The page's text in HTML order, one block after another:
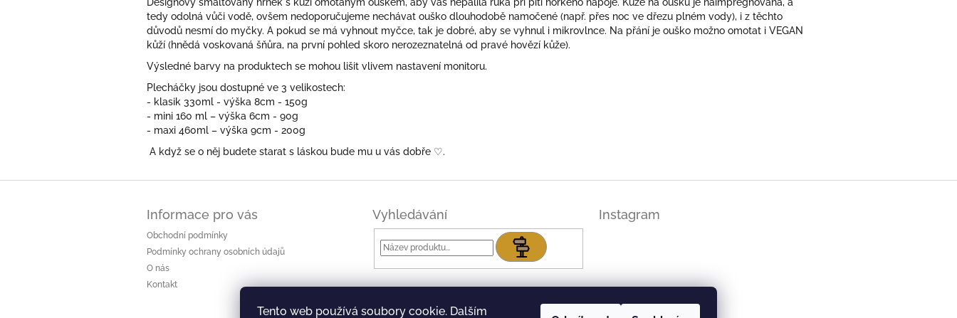
Tento web používá soubory cookie. Dalším
tedy odolná vůči vodě, ovšem nedoporučujeme nechávat ouško dlouhodobě namočené (např. přes noc ve dřezu plném vody), i z těchto
důvodů nesmí do myčky. A pokud se má vyhnout myčce, tak je dobré, aby se vyhnul i mikrovlnce. Na přání je ouško možno omotat i VEGAN
kůží (hnědá voskovaná šňůra, na první pohled skoro nerozeznatelná od pravé hovězí kůže).
Výsledné barvy na produktech se mohou lišit vlivem nastavení monitoru.
Plecháčky jsou dostupné ve 3 velikostech:
- klasik 330ml - výška 8cm - 150g
- mini 160 ml – výška 6cm - 90g
- maxi 460ml – výška 9cm - 200g
A když se o něj budete starat s láskou bude mu u vás dobře ♡.
Informace pro vás
Obchodní podmínky
Podmínky ochrany osobních údajů
O nás
Kontakt
Vyhledávání
Hledat
Instagram